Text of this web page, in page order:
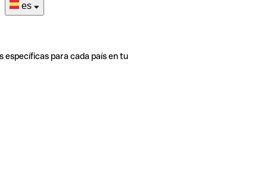
es
específicas para cada país en tu